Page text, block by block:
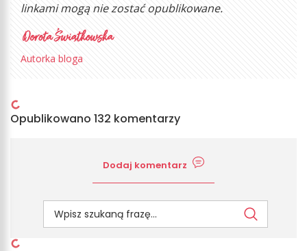
linkami mogą nie zostać opublikowane.
Autorka bloga
Opublikowano 132 komentarzy
Dodaj komentarz